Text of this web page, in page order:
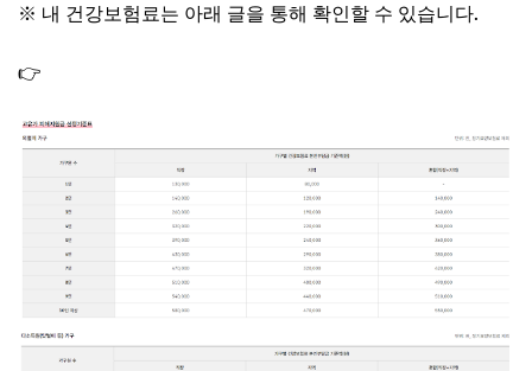
※ 내 건강보험료는 아래 글을 통해 확인할 수 있습니다.
👉